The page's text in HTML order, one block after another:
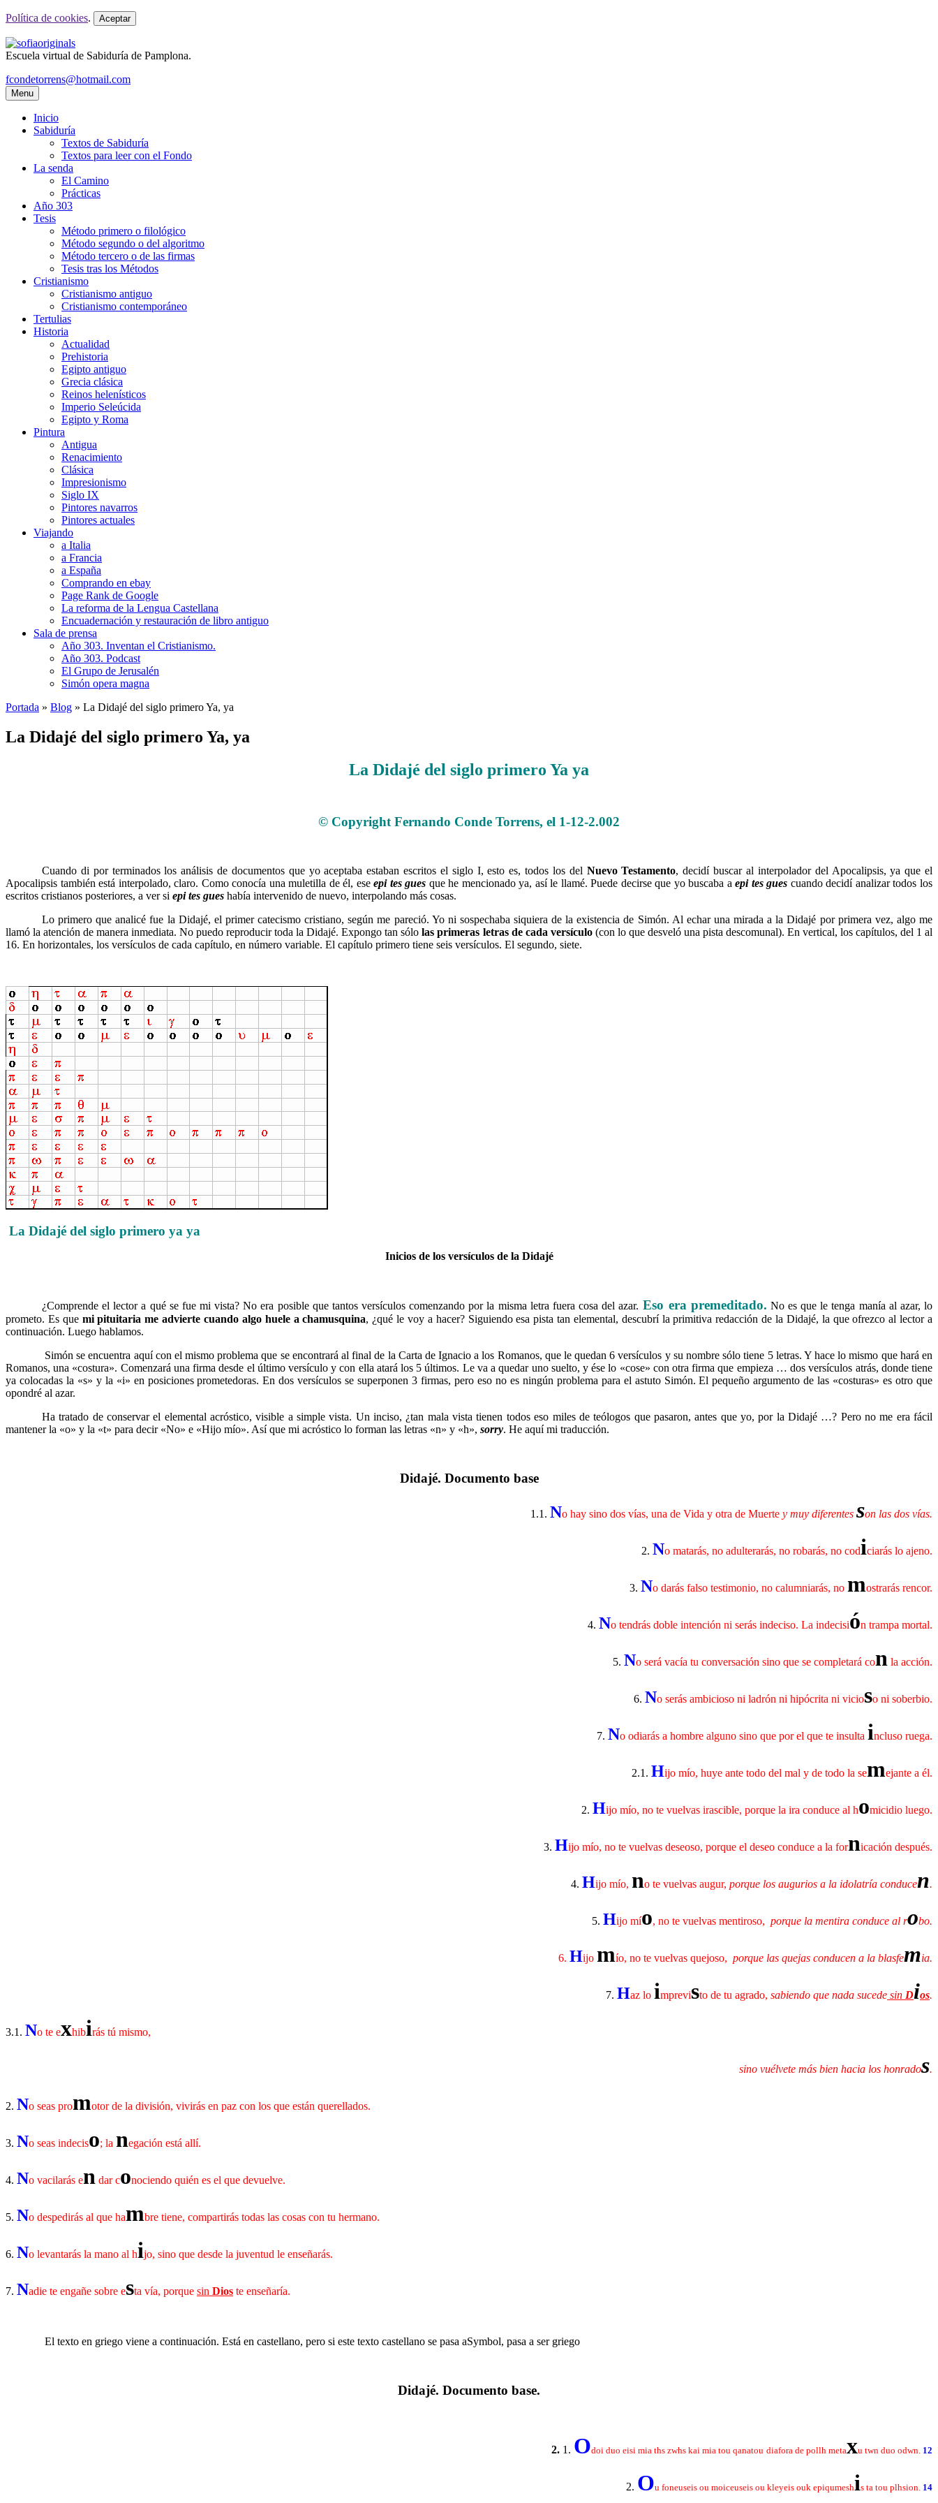
Política de cookies. Aceptar
Escuela virtual de Sabiduría de Pamplona.
fcondetorrens@hotmail.com
Menu
Inicio
Sabiduría
Textos de Sabiduría
Textos para leer con el Fondo
La senda
El Camino
Prácticas
Año 303
Tesis
Método primero o filológico
Método segundo o del algoritmo
Método tercero o de las firmas
Tesis tras los Métodos
Cristianismo
Cristianismo antiguo
Cristianismo contemporáneo
Tertulias
Historia
Actualidad
Prehistoria
Egipto antiguo
Grecia clásica
Reinos helenísticos
Imperio Seleúcida
Egipto y Roma
Pintura
Antigua
Renacimiento
Clásica
Impresionismo
Siglo IX
Pintores navarros
Pintores actuales
Viajando
a Italia
a Francia
a España
Comprando en ebay
Page Rank de Google
La reforma de la Lengua Castellana
Encuadernación y restauración de libro antiguo
Sala de prensa
Año 303. Inventan el Cristianismo.
Año 303. Podcast
El Grupo de Jerusalén
Simón opera magna
Portada » Blog » La Didajé del siglo primero Ya, ya
La Didajé del siglo primero Ya, ya
La Didajé del siglo primero Ya ya
© Copyright Fernando Conde Torrens, el 1-12-2.002
Cuando di por terminados los análisis de documentos que yo aceptaba estaban escritos el siglo I, esto es, todos los del Nuevo Testamento, decidí buscar al interpolador del Apocalipsis, ya que el
Apocalipsis también está interpolado, claro. Como conocía una muletilla de él, eseepi tes gues que he mencionado ya, así le llamé. Puede decirse que yo buscaba aepi tes gues cuando decidí analizar todos los
escritos cristianos posteriores, a ver si epi tes gues había intervenido de nuevo, interpolando más cosas.
Lo primero que analicé fue la Didajé, el primer catecismo cristiano, según me pareció. Yo ni sospechaba siquiera de la existencia de Simón. Al echar una mirada a la Didajé por primera vez, algo me
llamó la atención de manera inmediata. No puedo reproducir toda la Didajé. Expongo tan sólolas primeras letras de cada versículo(con lo que desveló una pista descomunal). En vertical, los capítulos, del 1 al
16. En horizontales, los versículos de cada capítulo, en número variable. El capítulo primero tiene seis versículos. El segundo, siete.
La Didajé del siglo primero ya ya
Inicios de los versículos de la Didajé
¿Comprende el lector a qué se fue mi vista? No era posible que tantos versículos comenzando por la misma letra fuera cosa del azar. Eso era premeditado. No es que le tenga manía al azar, lo
prometo. Es que mi pituitaria me advierte cuando algo huele a chamusquina, ¿qué le voy a hacer? Siguiendo esa pista tan elemental, descubrí la primitiva redacción de la Didajé, la que ofrezco al lector a
continuación. Luego hablamos.
Simón se encuentra aquí con el mismo problema que se encontrará al final de la Carta de Ignacio a los Romanos, que le quedan 6 versículos y su nombre sólo tiene 5 letras. Y hace lo mismo que hará en
Romanos, una «costura». Comenzará una firma desde el último versículo y con ella atará los 5 últimos. Le va a quedar uno suelto, y ése lo «cose» con otra firma que empieza … dos versículos atrás, donde tiene
ya colocadas la «s» y la «i» en posiciones prometedoras. En dos versículos se superponen 3 firmas, pero eso no es ningún problema para el astuto Simón. El pequeño argumento de las «costuras» es otro que
opondré al azar.
Ha tratado de conservar el elemental acróstico, visible a simple vista. Un inciso, ¿tan mala vista tienen todos eso miles de teólogos que pasaron, antes que yo, por la Didajé …? Pero no me era fácil
mantener la «o» y la «t» para decir «No» e «Hijo mío». Así que mi acróstico lo forman las letras «n» y «h», sorry. He aquí mi traducción.
Didajé. Documento base
1.1. No hay sino dos vías, una de Vida y otra de Muerte y muy diferentes son las dos vías.
2. No matarás, no adulterarás, no robarás, no codiciarás lo ajeno.
3. No darás falso testimonio, no calumniarás, no mostrarás rencor.
4. No tendrás doble intención ni serás indeciso. La indecisión trampa mortal.
5. No será vacía tu conversación sino que se completará con la acción.
6. No serás ambicioso ni ladrón ni hipócrita ni vicioso ni soberbio.
7. No odiarás a hombre alguno sino que por el que te insulta incluso ruega.
2.1. Hijo mío, huye ante todo del mal y de todo la semejante a él.
2. Hijo mío, no te vuelvas irascible, porque la ira conduce al homicidio luego.
3. Hijo mío, no te vuelvas deseoso, porque el deseo conduce a la fornicación después.
4. Hijo mío, no te vuelvas augur, porque los augurios a la idolatría conducen.
5. Hijo mío, no te vuelvas mentiroso, porque la mentira conduce al robo.
6. Hijo mío, no te vuelvas quejoso, porque las quejas conducen a la blasfemia.
7. Haz lo imprevisto de tu agrado, sabiendo que nada sucede sin Dios.
3.1. No te exhibirás tú mismo,
sino vuélvete más bien hacia los honrados.
2. No seas promotor de la división, vivirás en paz con los que están querellados.
3. No seas indeciso; la negación está allí.
4. No vacilarás en dar conociendo quién es el que devuelve.
5. No despedirás al que hambre tiene, compartirás todas las cosas con tu hermano.
6. No levantarás la mano al hijo, sino que desde la juventud le enseñarás.
7. Nadie te engañe sobre esta vía, porque sin Dios te enseñaría.
El texto en griego viene a continuación. Está en castellano, pero si este texto castellano se pasa aSymbol, pasa a ser griego
Didajé. Documento base.
2. 1. Odoi duo eisi mia ths zwhs kai mia tou qanatou diafora de pollh metaxu twn duo odwn. 12
2. Ou foneuseis ou moiceuseis ou kleyeis ouk epiqumeshis ta tou plhsion. 14